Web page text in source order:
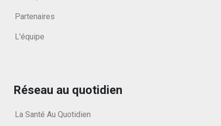
Partenaires
L'équipe
Réseau au quotidien
La Santé Au Quotidien